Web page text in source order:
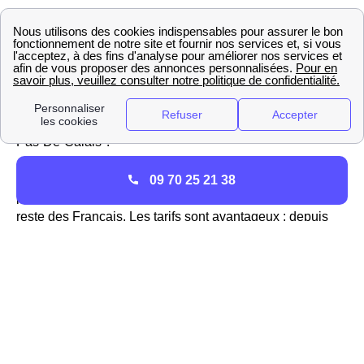
Liste des fournisseurs d'électricité et de gaz à Petite-
Forêt
Eni Petite-Forêt : tout savoir
Francs-Forésiens, vous cherchez à souscrire un contrat
d'électricité ou de gaz à moindre dans la région de Nord-
Pas-De-Calais ?
Eni, le fournisseur italien d'électricité et de gaz,
propose des contrats aux Francs-Forésiens comme au
reste des Français. Les tarifs sont avantageux : depuis
09 70 25 21 38